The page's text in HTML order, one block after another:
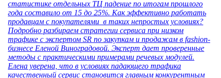
статистике отдельных ТЦ падение по итогам прошлого
года составило от 15 до 25%. Как эффективно работать
продавцам с покупателями в таких непростых условиях?
Подробно разбираем стратегии сервиса при низком
трафике с экспертом SR по закупкам и продажам в fashion-
бизнесе Еленой Виноградовой. Эксперт дает проверенные
методы с практическими примерами речевых модулей.
Елена уверена, что в условиях падающего трафика
качественный сервис становится главным конкурентным